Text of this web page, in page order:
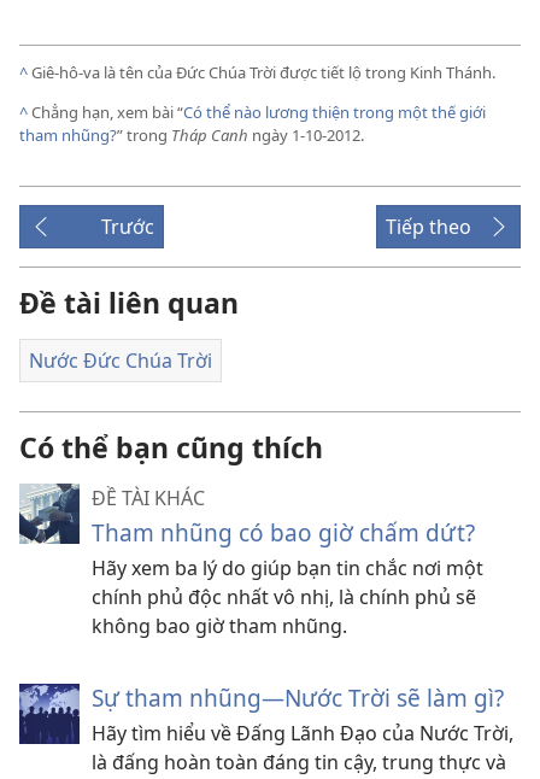
^Giê-hô-va là tên của Đức Chúa Trời được tiết lộ trong Kinh Thánh.
^Chẳng hạn, xem bài “Có thể nào lương thiện trong một thế giới
tham nhũng?” trong Tháp Canh ngày 1-10-2012.
Trước Tiếp theo
Đề tài liên quan
Nước Đức Chúa Trời
Có thể bạn cũng thích
ĐỀ TÀI KHÁC
Tham nhũng có bao giờ chấm dứt?
Hãy xem ba lý do giúp bạn tin chắc nơi một
chính phủ độc nhất vô nhị, là chính phủ sẽ
không bao giờ tham nhũng.
Sự tham nhũng—Nước Trời sẽ làm gì?
Hãy tìm hiểu về Đấng Lãnh Đạo của Nước Trời,
là đấng hoàn toàn đáng tin cậy, trung thực và